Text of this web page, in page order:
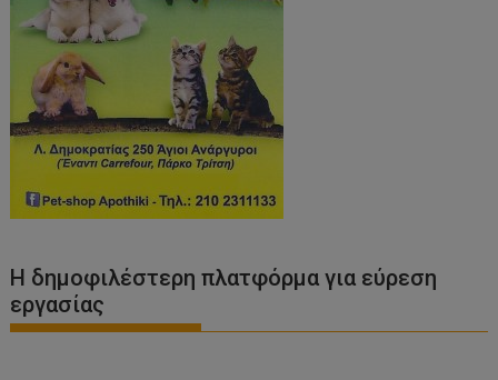
Η δημοφιλέστερη πλατφόρμα για εύρεση
εργασίας